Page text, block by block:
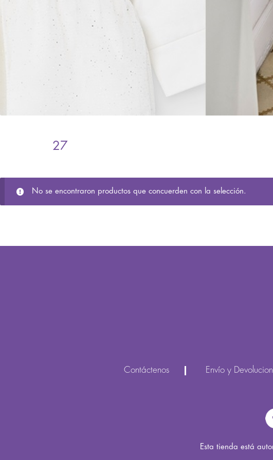
27
No se encontraron productos que concuerden con la selección.
Contáctenos Envío y
Esta tienda está